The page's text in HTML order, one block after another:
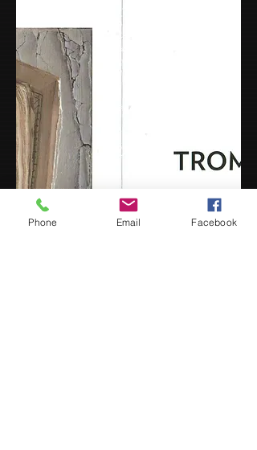
Phone Email Facebook